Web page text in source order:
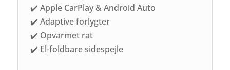
✔️ Apple CarPlay & Android Auto
✔️ Adaptive forlygter
✔️ Opvarmet rat
✔️ El-foldbare sidespejle